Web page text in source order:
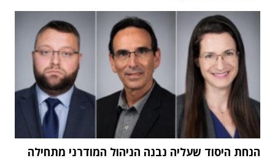
הנחת היסוד שעליה נבנה הניהול המודרני מתחילה